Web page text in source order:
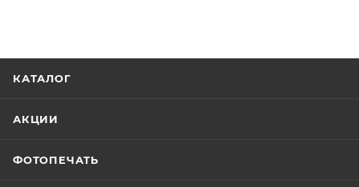
КАТАЛОГ
АКЦИИ
ФОТОПЕЧАТЬ